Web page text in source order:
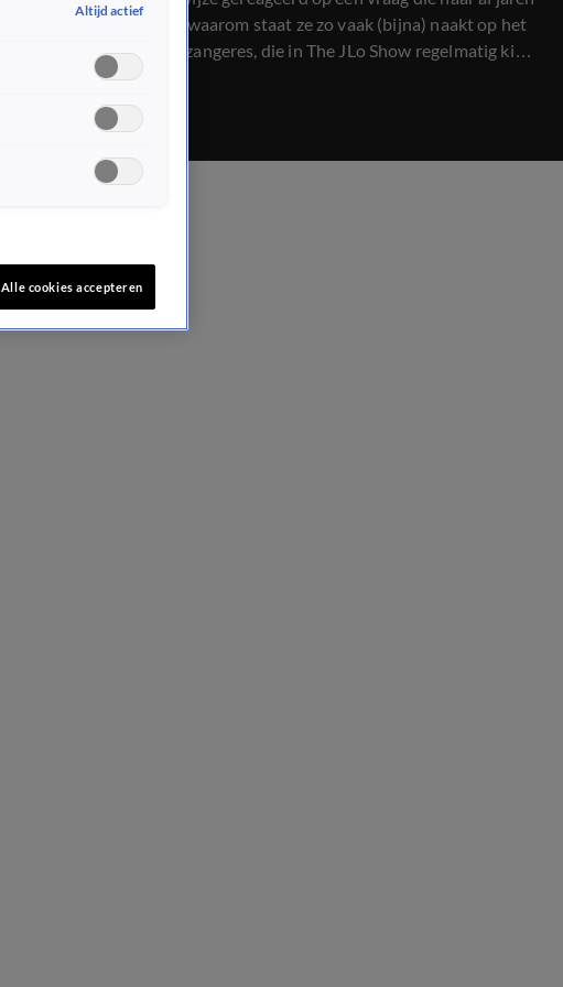
achtervolgt: waarom staat ze zo vaak (bijna) naakt op het
podium? De zangeres, die in The JLo Show regelmatig kiest
voor gewaagde outfits, besluit het publiek eens en voor
altijd duidelijkheid te geven.
Altijd actief
Alle cookies accepteren